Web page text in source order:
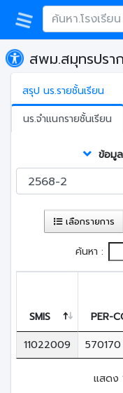
สพม.สมุทรปรา
สรุป นร.รายชั้นเรียน
นร.จำแนกรายชั้นเรียน
ข้อมู
เลือกรายการ
ค้นหา :
SMIS PER-
11022009
570170
แสดง